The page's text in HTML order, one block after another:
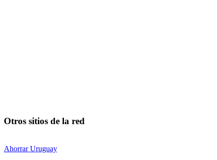
Otros sitios de la red
Ahorrar Uruguay